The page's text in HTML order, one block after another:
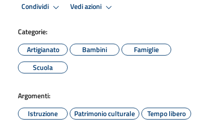
Condividi Vedi azioni
Categorie:
Artigianato
Bambini
Famiglie
Scuola
Argomenti:
Istruzione
Patrimonio culturale Tempo libero